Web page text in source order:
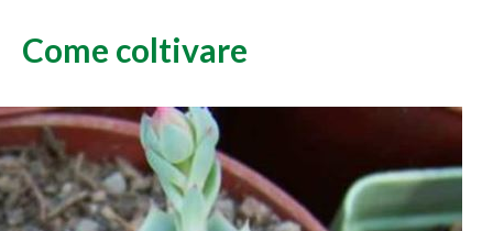
Come coltivare